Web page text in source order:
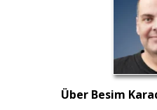
Über Besim